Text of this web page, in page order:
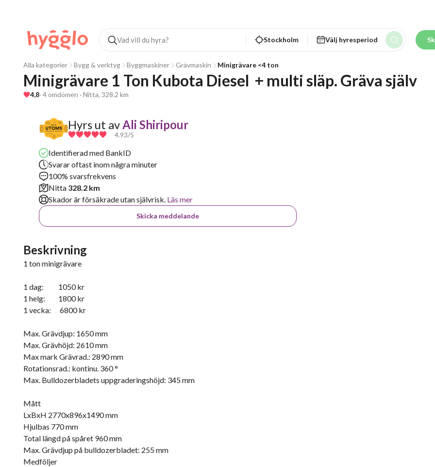
Stockholm Välj hyresperiod
Alla kategorier Bygg & verktyg Byggmaskiner Grävmaskin Minigrävare <4 ton
Minigrävare 1 Ton Kubota Diesel  + multi släp. Gräva själv
4,8· 4 omdömen · Nitta, 328.2 km
Hyrs ut av Ali Shiripour
4.93/5
Identifierad med BankID
Svarar oftast inom några minuter
100% svarsfrekvens
Nitta 328.2 km
Skador är försäkrade utan självrisk. Läs mer
Skicka meddelande
Beskrivning
1 ton minigrävare
1 dag: 1050 kr
1 helg: 1800 kr
1 vecka: 6800 kr
Max. Grävdjup: 1650 mm
Max. Grävhöjd: 2610 mm
Max mark Grävrad.: 2890 mm
Rotationsrad.: kontinu. 360 °
Max. Bulldozerbladets uppgraderingshöjd: 345 mm
Mått
LxBxH 2770x896x1490 mm
Hjulbas 770 mm
Total längd på spåret 960 mm
Max. Grävdjup på bulldozerbladet: 255 mm
Medföljer